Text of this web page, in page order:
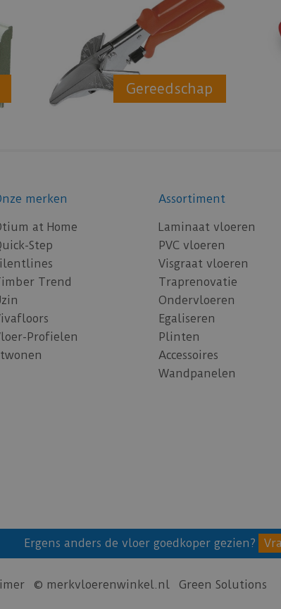
Gereedschap
merken
at Home
Step
Trend
Profielen
Assortiment
Laminaat vloeren
PVC vloeren
Visgraat vloeren
Traprenovatie
Ondervloeren
Egaliseren
Plinten
Accessoires
Wandpanelen
Ergens anders de vloer goedkoper gezien?
© merkvloerenwinkel.nl Green Solutions